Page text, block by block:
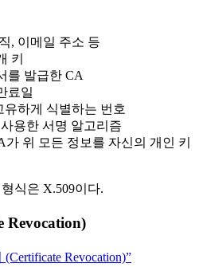
, 이메일 주소 등
키
를 발급한 CA
료일
유하게 식별하는 번호
용한 서명 알고리즘
위 모든 정보를 자신의 개인 키
식은 X.509이다.
Revocation)
Revocation)”